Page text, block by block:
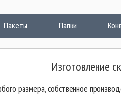
Папки
Изготовление
размера, собственное